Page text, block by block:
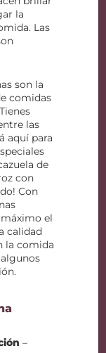
la
Las
son la
comidas
las
aquí para
de
con
Con
el
calidad
la comida
–